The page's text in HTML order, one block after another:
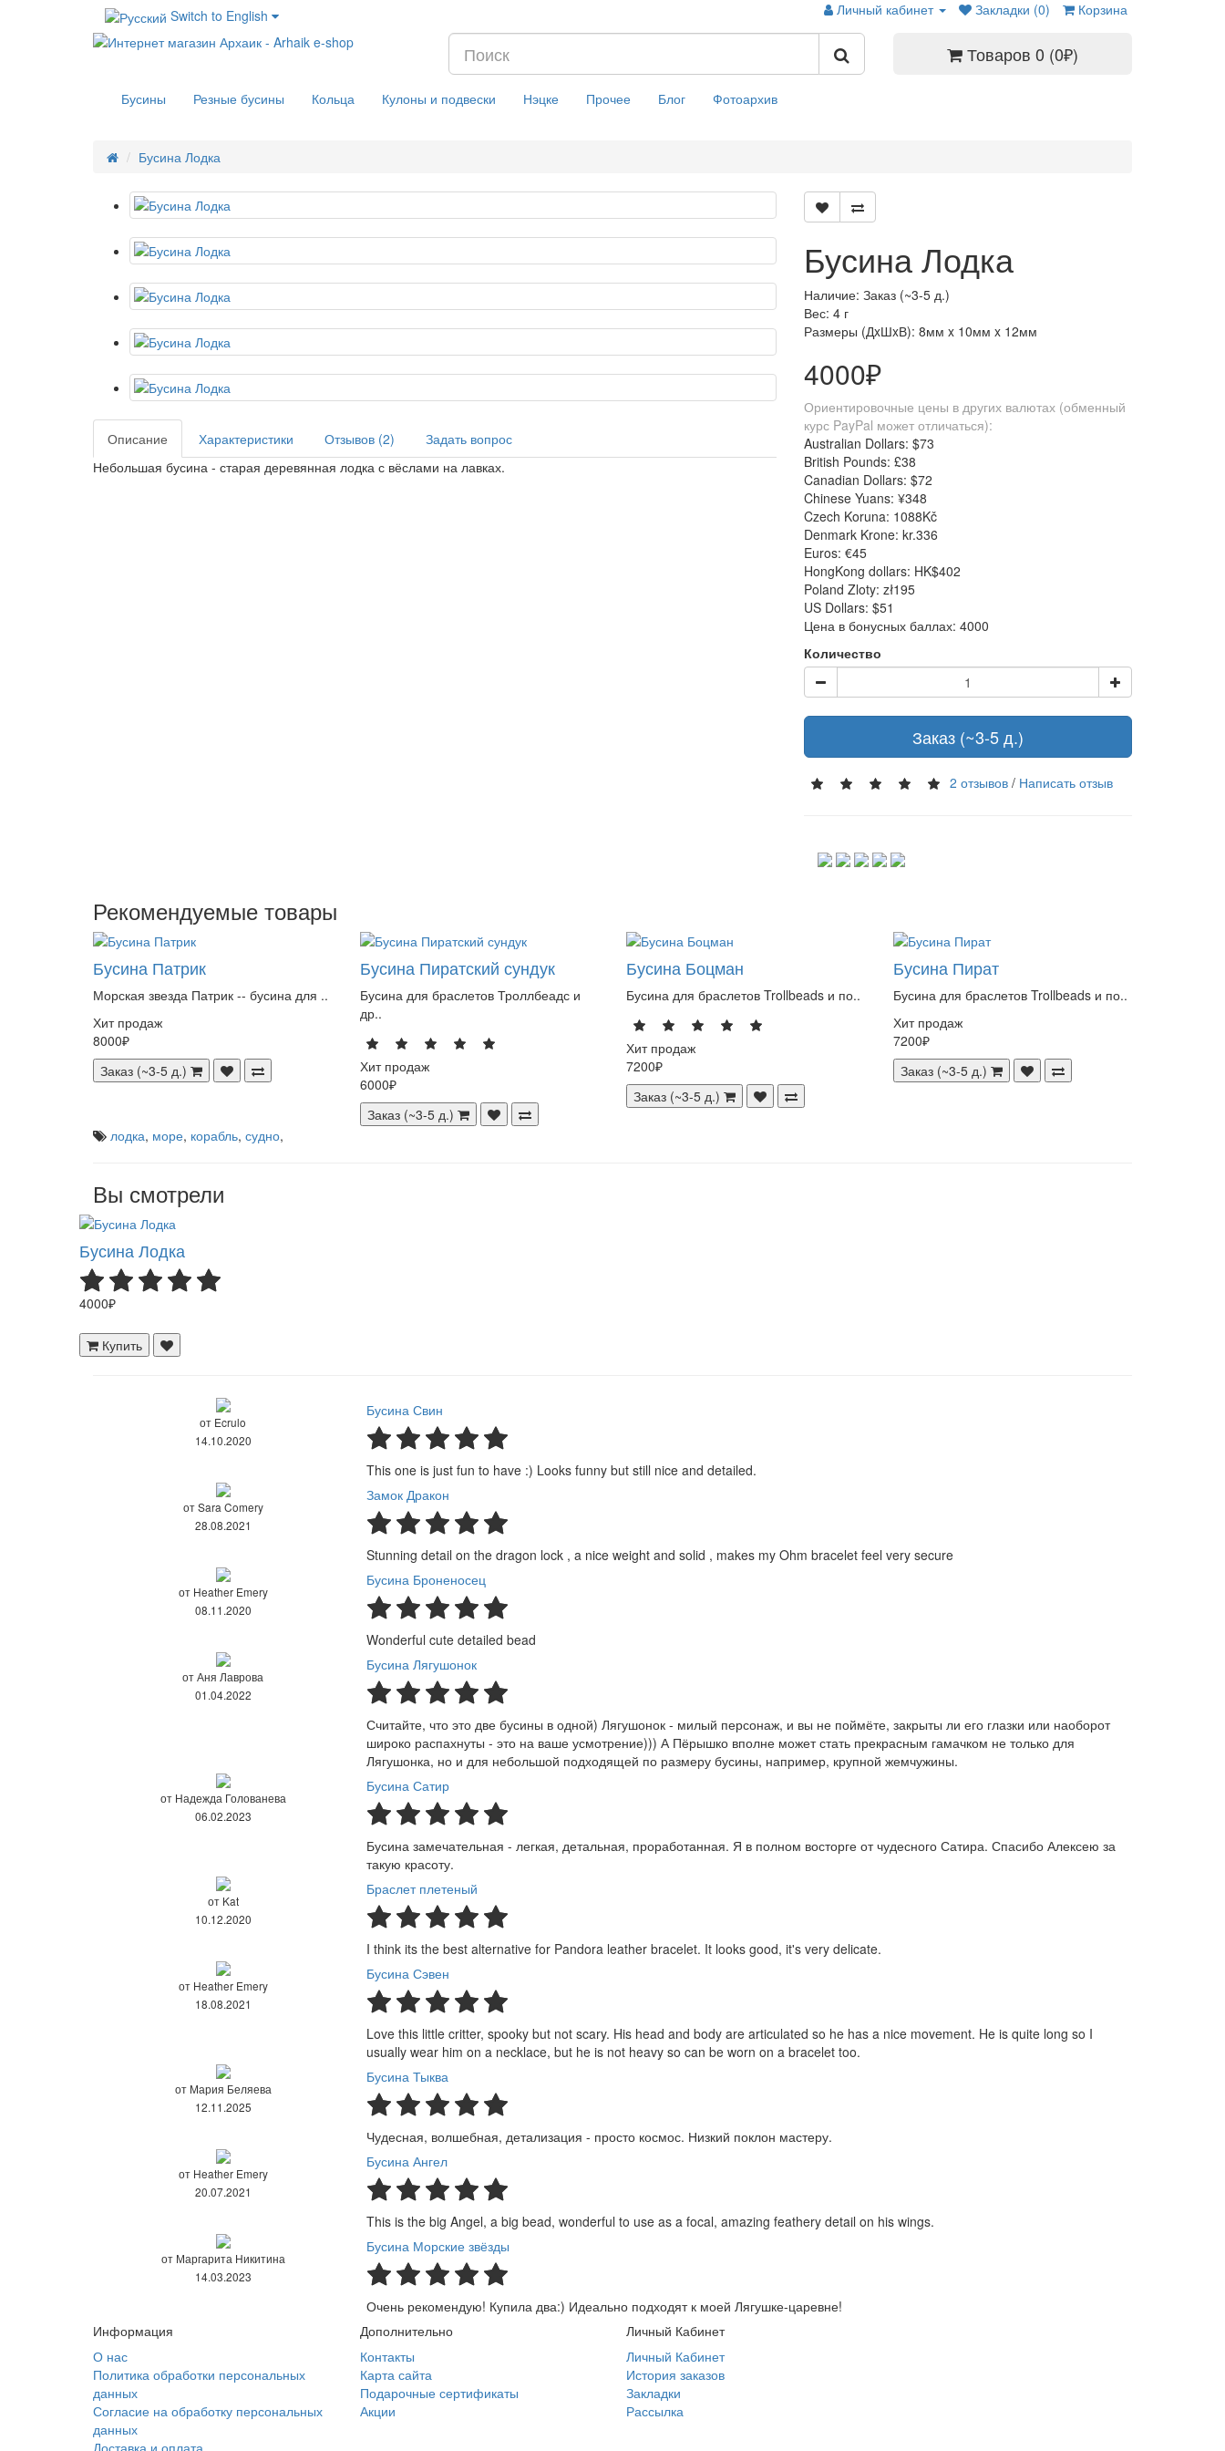
Switch to English Личный кабинет Закладки (0) Корзина
Товаров 0 (0₽)
Бусины Резные бусины Кольца Кулоны и подвески Нэцке Прочее Блог Фотоархив
Бусина Лодка
Описание Характеристики Отзывов (2)
Задать вопрос
Небольшая бусина - старая деревянная лодка с вёслами на лавках.
Бусина Лодка
Наличие: Заказ (~3-5 д.)
Вес: 4 г
Размеры (ДxШxВ): 8мм x 10мм x 12мм
4000₽
Ориентировочные цены в других валютах (обменный
курс PayPal может отличаться):
Australian Dollars: $73
British Pounds: £38
Canadian Dollars: $72
Chinese Yuans: ¥348
Czech Koruna: 1088Kč
Denmark Krone: kr.336
Euros: €45
HongKong dollars: HK$402
Poland Zloty: zł195
US Dollars: $51
Цена в бонусных баллах: 4000
Количество
Заказ (~3-5 д.)
2 отзывов / Написать отзыв
Рекомендуемые товары
Бусина Патрик
Морская звезда Патрик -- бусина для ..
Хит продаж
8000₽
Заказ (~3-5 д.)
Бусина Пиратский сундук
Бусина для браслетов Троллбеадс и
др..
Хит продаж
6000₽
Заказ (~3-5 д.)
Бусина Боцман
Бусина для браслетов Trollbeads и по..
Хит продаж
7200₽
Заказ (~3-5 д.)
Бусина Пират
Бусина для браслетов Trollbeads и по..
Хит продаж
7200₽
Заказ (~3-5 д.)
лодка, море, корабль, судно,
Вы смотрели
Бусина Лодка
4000₽
Купить
от Ecrulo
14.10.2020
Бусина Свин
This one is just fun to have :) Looks funny but still nice and detailed.
от Sara Comery
28.08.2021
Замок Дракон
Stunning detail on the dragon lock , a nice weight and solid , makes my Ohm bracelet feel very secure
от Heather Emery
08.11.2020
Бусина Броненосец
Wonderful cute detailed bead
от Аня Лаврова
01.04.2022
Бусина Лягушонок
Считайте, что это две бусины в одной) Лягушонок - милый персонаж, и вы не поймёте, закрыты ли его глазки или наоборот
широко распахнуты - это на ваше усмотрение))) А Пёрышко вполне может стать прекрасным гамачком не только для
Лягушонка, но и для небольшой подходящей по размеру бусины, например, крупной жемчужины.
от Надежда Голованева
06.02.2023
Бусина Сатир
Бусина замечательная - легкая, детальная, проработанная. Я в полном восторге от чудесного Сатира. Спасибо Алексею за
такую красоту.
от Kat
10.12.2020
Браслет плетеный
I think its the best alternative for Pandora leather bracelet. It looks good, it's very delicate.
от Heather Emery
18.08.2021
Бусина Сэвен
Love this little critter, spooky but not scary. His head and body are articulated so he has a nice movement. He is quite long so I
usually wear him on a necklace, but he is not heavy so can be worn on a bracelet too.
от Мария Беляева
12.11.2025
Бусина Тыква
Чудесная, волшебная, детализация - просто космос. Низкий поклон мастеру.
от Heather Emery
20.07.2021
Бусина Ангел
This is the big Angel, a big bead, wonderful to use as a focal, amazing feathery detail on his wings.
от Маргарита Никитина
14.03.2023
Бусина Морские звёзды
Очень рекомендую! Купила два:) Идеально подходят к моей Лягушке-царевне!
Информация
О нас
Политика обработки персональных
данных
Согласие на обработку персональных
данных
Доставка и оплата
Дополнительно
Контакты
Карта сайта
Подарочные сертификаты
Акции
Личный Кабинет
Личный Кабинет
История заказов
Закладки
Рассылка